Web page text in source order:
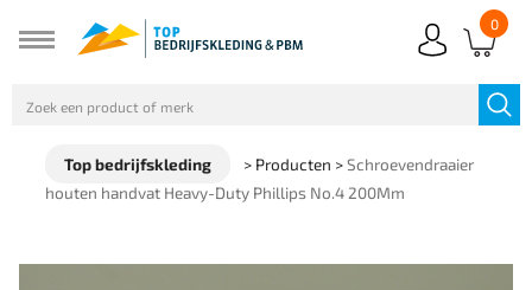
0
Top bedrijfskleding > Producten >Schroevendraaier
houten handvat Heavy-Duty Phillips No.4 200Mm